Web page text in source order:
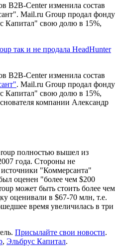
B2B-Center изменила состав
Mail.ru Group продал фонду
Капитал" свою долю в 15%,
так и не продала HeadHunter
B2B-Center изменила состав
. Mail.ru Group продал фонду
Капитал" свою долю в 15%,
компании Александр
полностью вышел из
года. Стороны не
"Коммерсанта"
оценен "более чем $200
может быть стоить более чем
оценивали в $67-70 млн, т.е.
время увеличилась в три
Присылайте свои новости.
, Эльбрус Капитал.